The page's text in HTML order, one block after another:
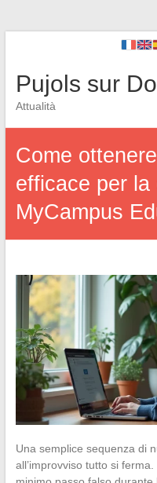
Pujols sur
Attualità
Come
efficace per
MyCampus
Una semplice sequenza di
all’improvviso tutto si